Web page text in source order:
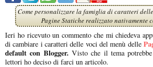
Come personalizzare la famiglia di caratteri
Pagine Statiche realizzato nativamente
Ieri ho ricevuto un commento che mi chiedeva
di cambiare i caratteri delle voci del menù delle
default con Blogger. Visto che il tema
lettori ho deciso di farci un articolo.